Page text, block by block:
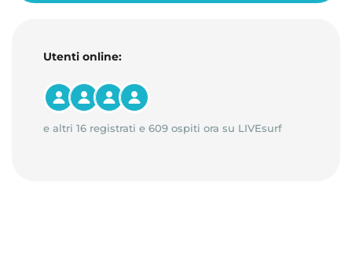
Utenti online:
e altri 16 registrati e 609 ospiti ora su LIVEsurf